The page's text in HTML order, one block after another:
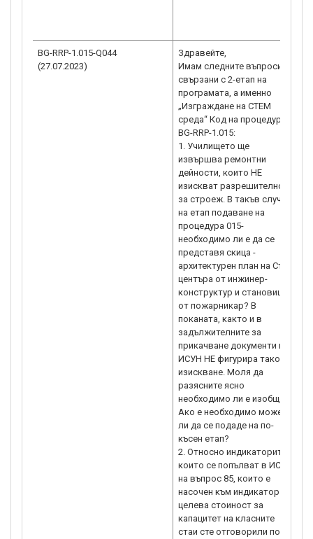
BG-RRP-1.015-Q044
(27.07.2023)
Здравейте,
Имам следните въпроси,
свързани с 2-етап на
програмата, а именно
„Изграждане на СТЕМ
среда“ Код на процедура
BG-RRP-1.015:
1. Училището ще
извършва ремонтни
дейности, които НЕ
изискват разрешително
за строеж. В такъв случай
на етап подаване на
процедура 015-
необходимо ли е да се
представя скица -
архитектурен план на Стем
центъра от инжинер-
конструктур и становище
от пожарникар? В
поканата, както и в
задължителните за
прикачване документи в
ИСУН НЕ фигурира такова
изискване. Моля да
разясните ясно
необходимо ли е изобщо?
Ако е необходимо може
ли да се подаде на по-
късен етап?
2. Относно индикаторите,
които се попълват в ИСУН
на въпрос 85, които е
насочен към индикатор
целева стоиност за
капацитет на класните
стаи сте отговорили по